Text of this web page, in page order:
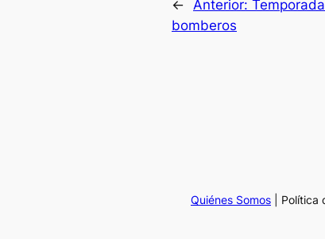
← Anterior:
bomberos
Quiénes Somos | Política